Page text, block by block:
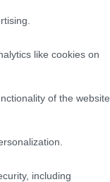
like cookies on
of the website
including
la
è già